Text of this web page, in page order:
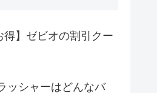
得】ゼビオの割引クー
ッシャーはどんなバ